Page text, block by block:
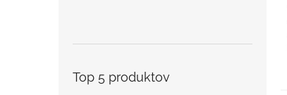
Top 5 produktov